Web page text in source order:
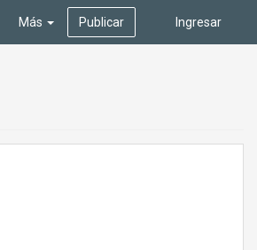
Ingresar
Más Publicar